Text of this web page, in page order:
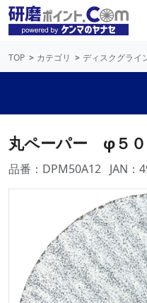
TOP カテゴリ ディスクグライ
丸ペーパー φ５
品番：DPM50A12 JAN：